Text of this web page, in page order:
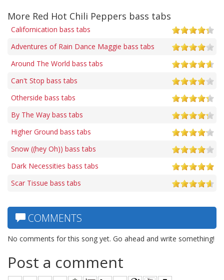
More Red Hot Chili Peppers bass tabs
Californication bass tabs
Adventures of Rain Dance Maggie bass tabs
Around The World bass tabs
Can't Stop bass tabs
Otherside bass tabs
By The Way bass tabs
Higher Ground bass tabs
Snow ((hey Oh)) bass tabs
Dark Necessities bass tabs
Scar Tissue bass tabs
COMMENTS
No comments for this song yet. Go ahead and write something!
Post a comment